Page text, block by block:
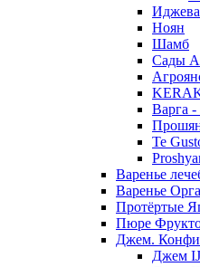
Ноян
Шамб
Сады
Варга
Te
Варенье
Варенье
Протёртые
Пюре
Джем.
Джем